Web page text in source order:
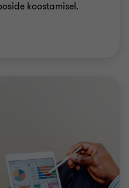
koostamisel.